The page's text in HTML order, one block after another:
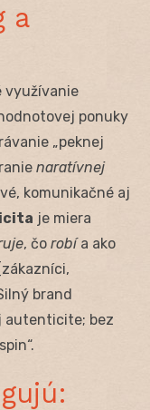
a
využívanie
ponuky
„peknej
naratívnej
komunikačné aj
je miera
, čo robía ako
brand
autenticite; bez